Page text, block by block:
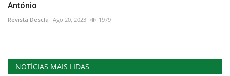
António
Revista Descla Ago 20, 2023 1979
NOTÍCIAS MAIS LIDAS